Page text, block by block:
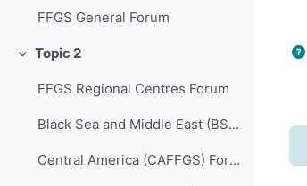
FFGS General Forum
Colapsar
Topic 2
FFGS Regional Centres Forum
Black Sea and Middle East (BSMEFFGS) Forum
Central America (CAFFGS) Forum